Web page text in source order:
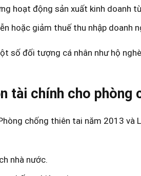
hoạt động sản xuất kinh doanh
hoặc giảm thuế thu nhập doanh
số đối tượng cá nhân như hộ
tài chính cho phòng
chống thiên tai năm 2013
nhà nước.